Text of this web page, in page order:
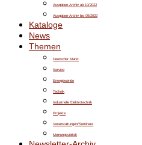
Ausgaben-Archiv ab 10/2022
Ausgaben-Archiv bis 09/2022
Kataloge
News
Themen
Deutscher Markt
Service
Energiewende
Technik
Industrielle Elektrotechnik
Projekte
Veranstaltungen/Seminare
Meinungsvielfalt